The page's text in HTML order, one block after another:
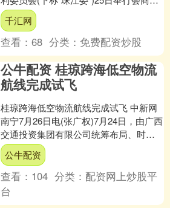
对台风“红霞”防御工作进行再部署、再
落....
千汇网
查看：68 分类： 免费配资炒股
公牛配资 桂琼跨海低空物流
航线完成试飞
桂琼跨海低空物流航线完成试飞 中新网
南宁7月26日电(张广权)7月24日，由广西
交通投资集团有限公司统筹布局、时代
飞鹏科技有限公司提供技术支撑的桂琼
跨海低空物流....
公牛配资
查看： 104 分类： 配资网上炒股平
台